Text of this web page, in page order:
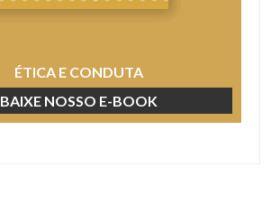
ÉTICA E CONDUTA
BAIXE NOSSO E-BOOK